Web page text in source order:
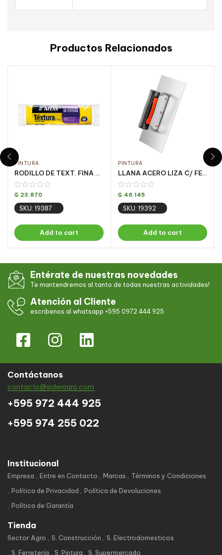
Productos Relacionados
PINTURA
RODILLO DE TEXT. FINA ESPUMA 23CM ATLAS CJ C/ 12 UN
₲ 23.870
SKU: 19387
Add to cart
PINTURA
LLANA ACERO LIZA C/ FEC PQT 6UN 12 X25CM
₲ 46.145
SKU: 19392
Add to cart
Entérate de nuestras novedades
Te mantendremos al tanto de todas nuestras actividades!
Atención al Cliente
escribenos al whatsapp +595 0972 444 925
Contáctanos
contacto@sideragro.com
+595 972 444 925
+595 974 255 022
Institucional
Empresa Entre en Contacto Marcas
Términos y Condiciones
Política de Privacidad
Política de Devoluciones
Política de Garantía
Tienda
Sector Agro S. Construcción
S. Electrodomesticos
S. Ferretería
S. Pintura S. Supermercado